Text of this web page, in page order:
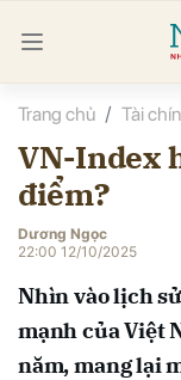
Trang chủ Tài
VN-Index
điểm?
Dương Ngọc
22:00 12/10/2025
Nhìn vào lịch
mạnh của Việt
năm, mang lại
luận